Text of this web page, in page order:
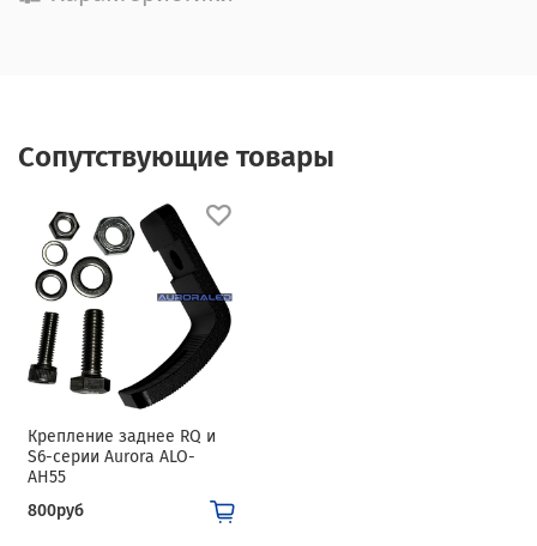
Сопутствующие товары
Крепление заднее RQ и
S6-серии Aurora ALO-
AH55
800руб